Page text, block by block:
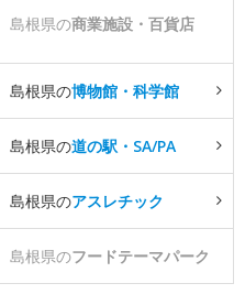
島根県の商業施設・百貨店
島根県の博物館・科学館
島根県の道の駅・SA/PA
島根県のアスレチック
島根県のフードテーマパーク